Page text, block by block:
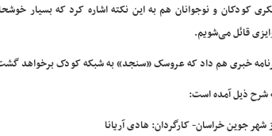
کودکان و نوجوانان هم به این نکته اشاره کرد که بسیار
قائل می‌شویم.
خبری هم داد که عروسک «سنجد» به شبکه کودک برخواهد
شرح ذیل آمده است:
جوین خراسان- کارگردان: هادی آریانا